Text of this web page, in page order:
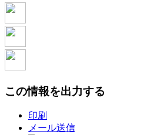
この情報を出力する
印刷
メール送信